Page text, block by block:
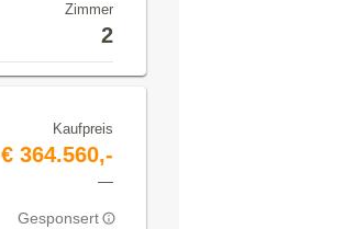
Zimmer
2
Kaufpreis
€ 364.560,-
—
Gesponsert